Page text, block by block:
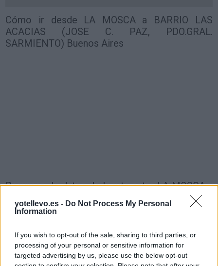
yotellevo.es - Do Not Process My Personal
Information
If you wish to opt-out of the sale, sharing to third parties, or
processing of your personal or sensitive information for
targeted advertising by us, please use the below opt-out
Cómo ir desde LA MOSCA a BARRIO LAS
ACACIAS (JOSE C. PAZ, PDO.GRAL.
SARMIENTO) Buenos Aires
Resumen de datos de la ruta entre LA MOSCA y
BARRIO LAS ACACIAS (JOSE C. PAZ,
PDO.GRAL. SARMIENTO) Buenos Aires
Tipo de
combustible por litro
Gasto
5l/100km
Gasto
7l/100km
Gasto
10l/100km
Gasolina 95
0,00€ 2 l.- 0,00€ 3l.- 0,00€ 5l.- 0,00€